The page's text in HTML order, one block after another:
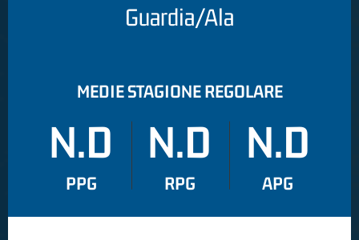
Guardia/Ala
MEDIE STAGIONE REGOLARE
N.D
PPG
N.D
RPG
N.D
APG